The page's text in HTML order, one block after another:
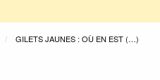
GILETS JAUNES : OÙ EN EST (…)